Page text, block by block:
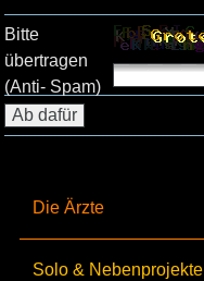
Die Ärzte
Solo & Nebenprojekte
Bitte
übertragen
(Anti- Spam)